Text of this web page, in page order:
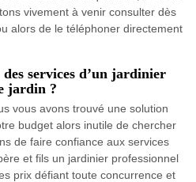
vivement à venir consulter dès
alors de le téléphoner directement
services d’un jardinier
jardin ?
vous avons trouvé une solution
budget alors inutile de chercher
de faire confiance aux services
et fils un jardinier professionnel
prix défiant toute concurrence et